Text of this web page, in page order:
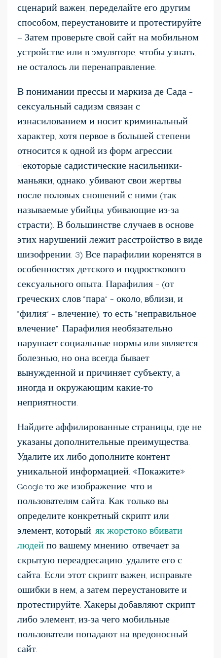
сценарий важен, переделайте его другим
способом, переустановите и протестируйте.
— Затем проверьте свой сайт на мобильном
устройстве или в эмуляторе, чтобы узнать,
не осталось ли перенаправление.
В понимании прессы и маркиза де Сада –
сексуальный садизм связан с
изнасилованием и носит криминальный
характер, хотя первое в большей степени
относится к одной из форм агрессии.
Hекоторые садистические насильники-
маньяки, однако, убивают свои жертвы
после половых сношений с ними (так
называемые убийцы, убивающие из-за
страсти). В большинстве случаев в основе
этих нарушений лежит расстройство в виде
шизофрении. 3) Все парафилии коренятся в
особенностях детского и подросткового
сексуального опыта. Парафилия – (от
греческих слов “пара” – около, вблизи, и
“филия” – влечение), то есть “неправильное
влечение”. Парафилия необязательно
нарушает социальные нормы или является
болезнью, но она всегда бывает
вынужденной и причиняет субъекту, а
иногда и окружающим какие-то
неприятности.
Найдите аффилированные страницы, где не
указаны дополнительные преимущества.
Удалите их либо дополните контент
уникальной информацией. «Покажите»
Google то же изображение, что и
пользователям сайта. Как только вы
определите конкретный скрипт или
элемент, который, як жорстоко вбивати
людейпо вашему мнению, отвечает за
скрытую переадресацию, удалите его с
сайта. Если этот скрипт важен, исправьте
ошибки в нем, а затем переустановите и
протестируйте. Хакеры добавляют скрипт
либо элемент, из-за чего мобильные
пользователи попадают на вредоносный
сайт.